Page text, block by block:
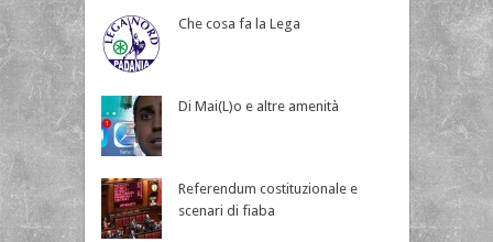
Che cosa fa la Lega
Di Mai(L)o e altre amenità
Referendum costituzionale e
scenari di fiaba